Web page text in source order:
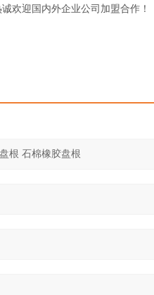
欢迎国内外企业公司加盟合作！